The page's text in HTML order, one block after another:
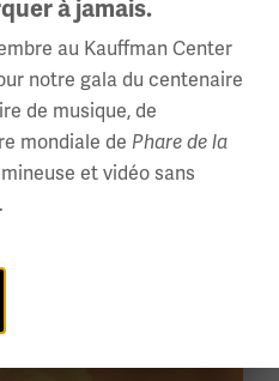
à jamais.
au Kauffman Center
notre gala du centenaire
de musique, de
mondiale de Phare de la
et vidéo sans